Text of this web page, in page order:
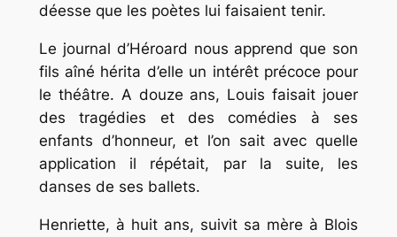
déesse que les poètes lui faisaient tenir.
Le journal d’Héroard nous apprend que son
fils aîné hérita d’elle un intérêt précoce pour
le théâtre. A douze ans, Louis faisait jouer
des tragédies et des comédies à ses
enfants d’honneur, et l’on sait avec quelle
application il répétait, par la suite, les
danses de ses ballets.
Henriette, à huit ans, suivit sa mère à Blois